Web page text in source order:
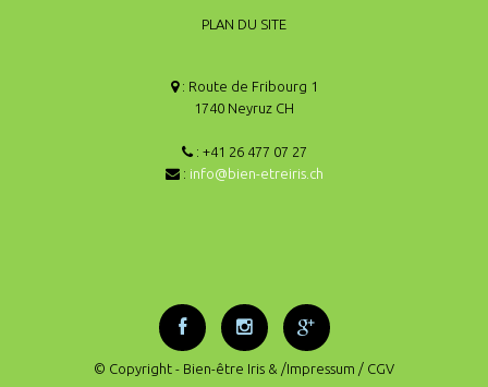
PLAN DU SITE
: Route de Fribourg 1
1740 Neyruz CH
: +41 26 477 07 27
: info@bien-etreiris.ch
© Copyright - Bien-être Iris & /Impressum / CGV